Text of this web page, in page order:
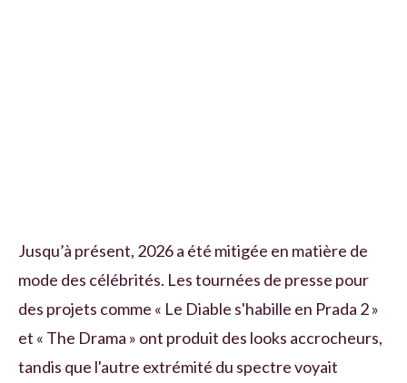
Jusqu’à présent, 2026 a été mitigée en matière de
mode des célébrités. Les tournées de presse pour
des projets comme « Le Diable s'habille en Prada 2 »
et « The Drama » ont produit des looks accrocheurs,
tandis que l'autre extrémité du spectre voyait